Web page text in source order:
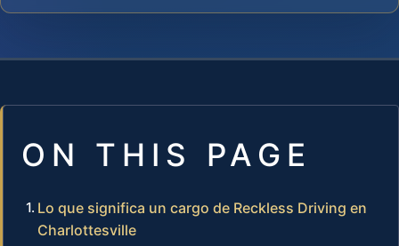
ON THIS PAGE
Lo que significa un cargo de Reckless Driving en
Charlottesville